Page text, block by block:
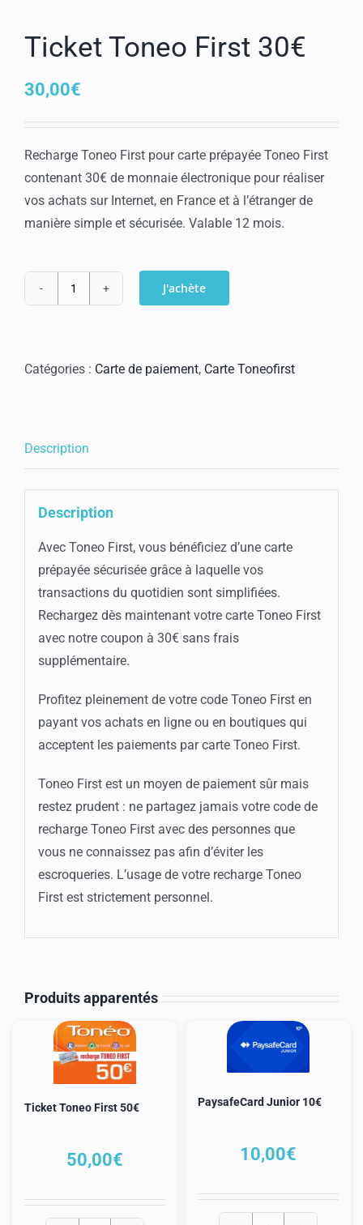
Ticket Toneo First 30€
30,00€
Recharge Toneo First pour carte prépayée Toneo First
contenant 30€ de monnaie électronique pour réaliser
vos achats sur Internet, en France et à l’étranger de
manière simple et sécurisée. Valable 12 mois.
Toneo
J'achète
Catégories : Carte de paiement, Carte Toneofirst
Description
Description
Avec Toneo First, vous bénéficiez d’une carte
prépayée sécurisée grâce à laquelle vos
transactions du quotidien sont simplifiées.
Rechargez dès maintenant votre carte Toneo First
avec notre coupon à 30€ sans frais
supplémentaire.
Profitez pleinement de votre code Toneo First en
payant vos achats en ligne ou en boutiques qui
acceptent les paiements par carte Toneo First.
Toneo First est un moyen de paiement sûr mais
restez prudent : ne partagez jamais votre code de
recharge Toneo First avec des personnes que
vous ne connaissez pas afin d’éviter les
escroqueries. L’usage de votre recharge Toneo
First est strictement personnel.
Produits apparentés
Ticket Toneo First 50€
50,00€
PaysafeCard Junior 10€
10,00€